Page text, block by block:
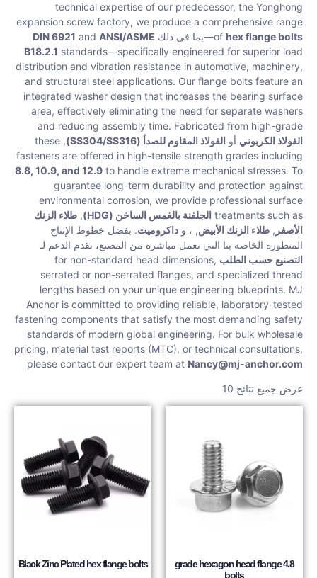
technical expertise of our predecessor, the Yonghong
expansion screw factory, we produce a comprehensive range
of hex flange bolts —بما في ذلك DIN 6921 and ANSI/ASME
B18.2.1 standards—specifically engineered for superior load
distribution and vibration resistance in automotive, machinery,
and structural steel applications. Our flange bolts feature an
integrated washer design that increases the bearing surface
area, effectively eliminating the need for separate washers
and reducing assembly time. Fabricated from high-grade
الفولاذ الكربوني أو الفولاذ المقاوم للصدأ (SS304/SS316)
, these
fasteners are offered in high-tensile strength grades including
8.8, 10.9, and 12.9 to handle extreme mechanical stresses. To
guarantee long-term durability and protection against
environmental corrosion, we provide professional surface
treatments such as الجلفنة بالغمس الساخن (HDG) , طلاء الزنك
الأصفر , طلاء الزنك الأبيض, ، و داكروميت. بفضل خطوط الإنتاج
المتطورة الخاصة بنا التي تعمل مباشرة من المصنع، نقدم الدعم لـ
التصنيع حسب الطلب for non-standard head dimensions,
serrated or non-serrated flanges, and specialized thread
lengths based on your unique engineering blueprints. MJ
Anchor is committed to providing reliable, laboratory-tested
fastening components that satisfy the most demanding safety
standards of modern global engineering. For bulk wholesale
pricing, material test reports (MTC), or technical consultations,
please contact our expert team at Nancy@mj-anchor.com
عرض جميع نتائج 10
4.8 grade hexagon head flange
bolts
Black Zinc Plated hex flange bolts